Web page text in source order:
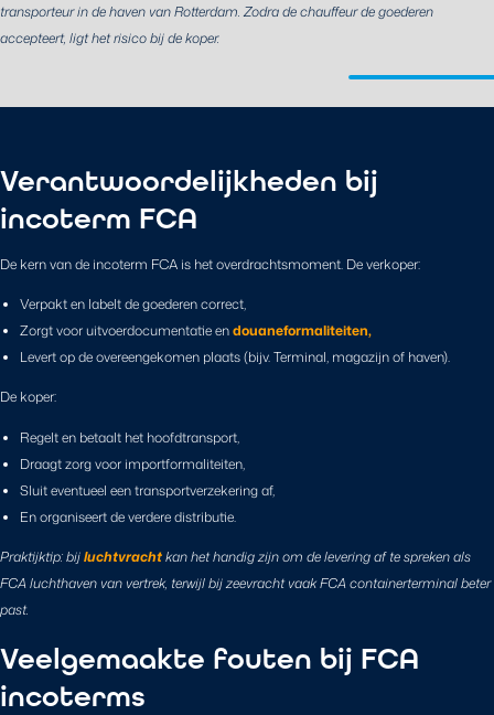
transporteur in de haven van Rotterdam. Zodra de chauffeur de goederen
accepteert, ligt het risico bij de koper.
Verantwoordelijkheden bij
incoterm FCA
De kern van de incoterm FCA is het overdrachtsmoment. De verkoper:
Verpakt en labelt de goederen correct,
Zorgt voor uitvoerdocumentatie endouaneformaliteiten,
Levert op de overeengekomen plaats (bijv. Terminal, magazijn of haven).
De koper:
Regelt en betaalt het hoofdtransport,
Draagt zorg voor importformaliteiten,
Sluit eventueel een transportverzekering af,
En organiseert de verdere distributie.
Praktijktip: bijluchtvrachtkan het handig zijn om de levering af te spreken als
FCA luchthaven van vertrek, terwijl bij zeevracht vaak FCA containerterminal beter
past.
Veelgemaakte fouten bij FCA
incoterms